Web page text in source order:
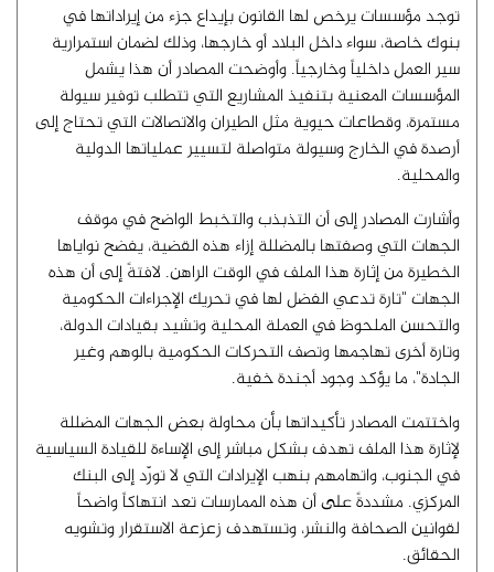
توجد مؤسسات يرخص لها القانون بإيداع جزء من إيراداتها في
بنوك خاصة، سواء داخل البلاد أو خارجها، وذلك لضمان استمرارية
سير العمل داخلياً وخارجياً. وأوضحت المصادر أن هذا يشمل
المؤسسات المعنية بتنفيذ المشاريع التي تتطلب توفير سيولة
مستمرة، وقطاعات حيوية مثل الطيران والاتصالات التي تحتاج إلى
أرصدة في الخارج وسيولة متواصلة لتسيير عملياتها الدولية
والمحلية.
وأشارت المصادر إلى أن التذبذب والتخبط الواضح في موقف
الجهات التي وصفتها بالمضللة إزاء هذه القضية، يفضح نواياها
الخطيرة من إثارة هذا الملف في الوقت الراهن. لافتةً إلى أن هذه
الجهات "تارة تدعي الفضل لها في تحريك الإجراءات الحكومية
والتحسن الملحوظ في العملة المحلية وتشيد بقيادات الدولة،
وتارة أخرى تهاجمها وتصف التحركات الحكومية بالوهم وغير
الجادة"، ما يؤكد وجود أجندة خفية.
واختتمت المصادر تأكيداتها بأن محاولة بعض الجهات المضللة
لإثارة هذا الملف تهدف بشكل مباشر إلى الإساءة للقيادة السياسية
في الجنوب، واتهامهم بنهب الإيرادات التي لا تورّد إلى البنك
المركزي. مشددةً على أن هذه الممارسات تعد انتهاكاً واضحاً
لقوانين الصحافة والنشر، وتستهدف زعزعة الاستقرار وتشويه
الحقائق.